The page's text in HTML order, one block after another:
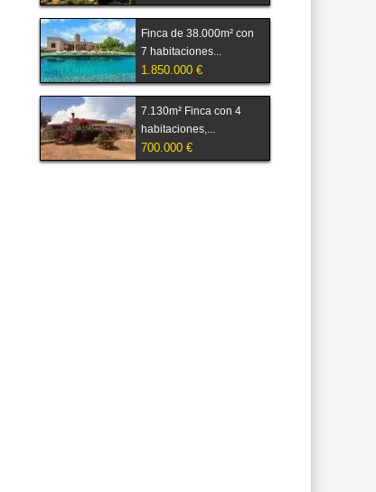
Finca de 38.000m² con
7 habitaciones...
1.850.000 €
7.130m² Finca con 4
habitaciones,...
700.000 €